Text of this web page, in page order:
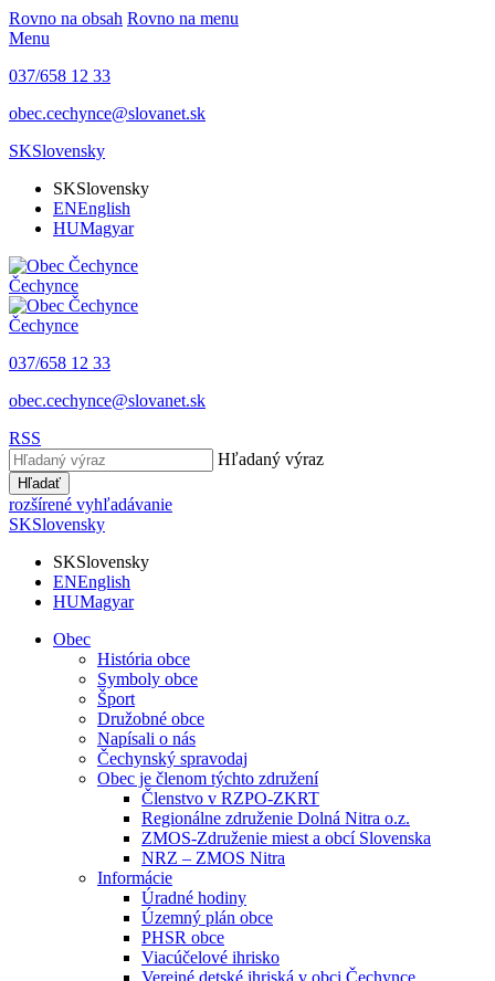
Rovno na obsah Rovno na menu
Menu
037/658 12 33
obec.cechynce@slovanet.sk
SKSlovensky
SKSlovensky
ENEnglish
HUMagyar
Čechynce
Čechynce
037/658 12 33
obec.cechynce@slovanet.sk
RSS
Hľadaný výraz
Hľadať
rozšírené vyhľadávanie
SKSlovensky
SKSlovensky
ENEnglish
HUMagyar
Obec
História obce
Symboly obce
Šport
Družobné obce
Napísali o nás
Čechynský spravodaj
Obec je členom týchto združení
Členstvo v RZPO-ZKRT
Regionálne združenie Dolná Nitra o.z.
ZMOS-Združenie miest a obcí Slovenska
NRZ – ZMOS Nitra
Informácie
Úradné hodiny
Územný plán obce
PHSR obce
Viacúčelové ihrisko
Verejné detské ihriská v obci Čechynce